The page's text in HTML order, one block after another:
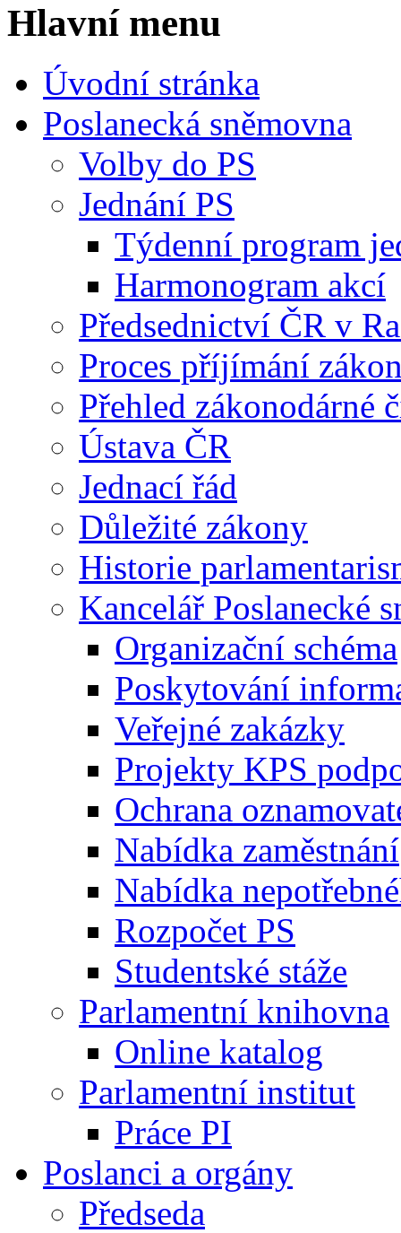
Hlavní menu
Úvodní stránka
Poslanecká sněmovna
Volby do PS
Jednání PS
Týdenní program
Harmonogram akcí
Předsednictví ČR v
Proces příjímání
Přehled zákonodárné
Ústava ČR
Jednací řád
Důležité zákony
Historie
Kancelář Poslanecké
Organizační schéma
Poskytování
Veřejné zakázky
Projekty KPS
Ochrana
Nabídka zaměstnání
Nabídka
Rozpočet PS
Studentské stáže
Parlamentní knihovna
Online katalog
Parlamentní institut
Práce PI
Poslanci a orgány
Předseda